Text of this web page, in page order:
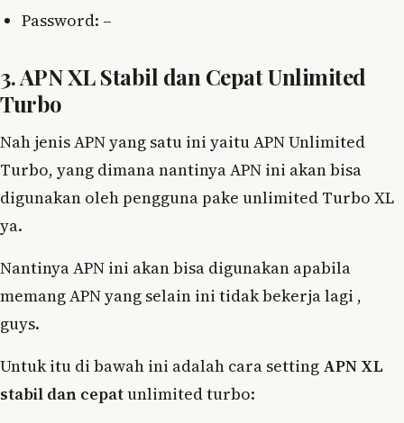
Password: –
3. APN XL Stabil dan Cepat Unlimited
Turbo
Nah jenis APN yang satu ini yaitu APN Unlimited
Turbo, yang dimana nantinya APN ini akan bisa
digunakan oleh pengguna pake unlimited Turbo XL
ya.
Nantinya APN ini akan bisa digunakan apabila
memang APN yang selain ini tidak bekerja lagi ,
guys.
Untuk itu di bawah ini adalah cara setting APN XL
stabil dan cepatunlimited turbo: